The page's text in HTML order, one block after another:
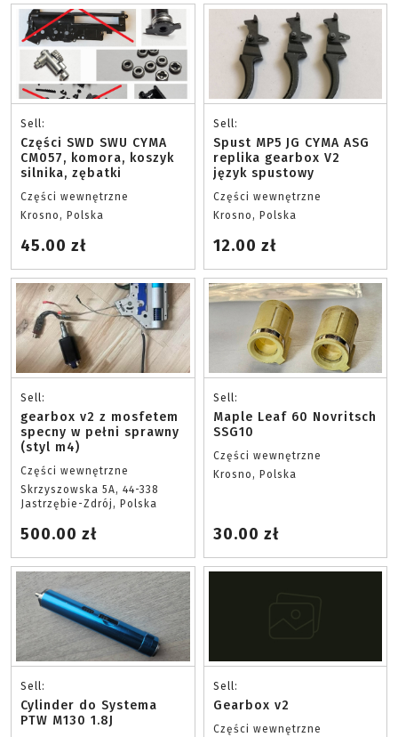
Sell:
Części SWD SWU CYMA
CM057, komora, koszyk
silnika, zębatki
Części wewnętrzne
Krosno, Polska
45.00 zł
Sell:
Spust MP5 JG CYMA ASG
replika gearbox V2
język spustowy
Części wewnętrzne
Krosno, Polska
12.00 zł
Sell:
gearbox v2 z mosfetem
specny w pełni sprawny
(styl m4)
Części wewnętrzne
Skrzyszowska 5A, 44-338
Jastrzębie-Zdrój, Polska
500.00 zł
Sell:
Maple Leaf 60 Novritsch
SSG10
Części wewnętrzne
Krosno, Polska
30.00 zł
Sell:
Cylinder do Systema
PTW M130 1.8J
Sell:
Gearbox v2
Części wewnętrzne